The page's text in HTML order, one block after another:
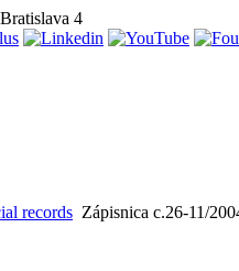
4
records Zápisnica c.26-11/